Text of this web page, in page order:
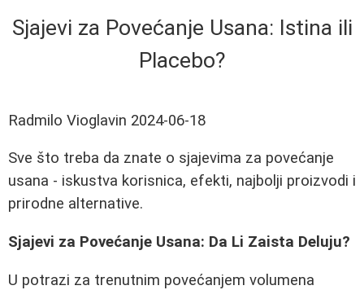
Sjajevi za Povećanje Usana: Istina ili
Placebo?
Radmilo Vioglavin 2024-06-18
Sve što treba da znate o sjajevima za povećanje
usana - iskustva korisnica, efekti, najbolji proizvodi i
prirodne alternative.
Sjajevi za Povećanje Usana: Da Li Zaista Deluju?
U potrazi za trenutnim povećanjem volumena